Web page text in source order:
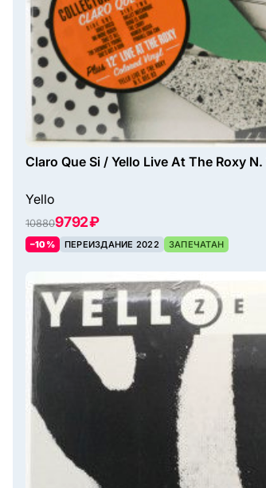
Claro Que Si / Yello Live At The Roxy
Yello
108809792 ₽
–10% ПЕРЕИЗДАНИЕ 2022 ЗАПЕЧАТАН